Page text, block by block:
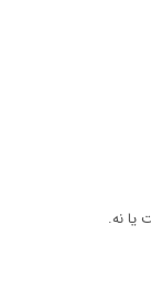
یا نه.